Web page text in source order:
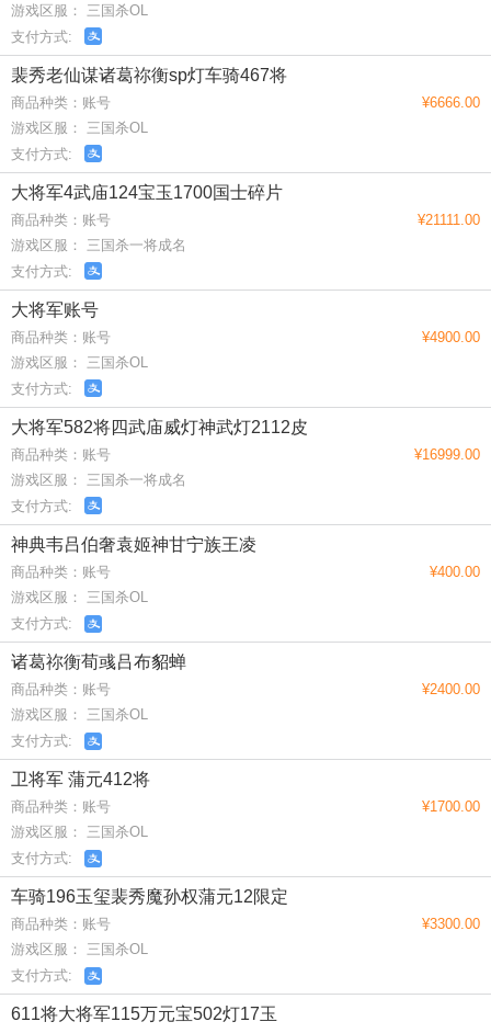
游戏区服： 三国杀OL
支付方式:
裴秀老仙谋诸葛祢衡sp灯车骑467将
商品种类：账号
游戏区服： 三国杀OL
支付方式:
¥6666.00
大将军4武庙124宝玉1700国士碎片
商品种类：账号
游戏区服： 三国杀一将成名
支付方式:
¥21111.00
大将军账号
商品种类：账号
游戏区服： 三国杀OL
支付方式:
¥4900.00
大将军582将四武庙威灯神武灯2112皮
商品种类：账号
游戏区服： 三国杀一将成名
支付方式:
¥16999.00
神典韦吕伯奢袁姬神甘宁族王凌
商品种类：账号
游戏区服： 三国杀OL
支付方式:
¥400.00
诸葛祢衡荀彧吕布貂蝉
商品种类：账号
游戏区服： 三国杀OL
支付方式:
¥2400.00
卫将军 蒲元412将
商品种类：账号
游戏区服： 三国杀OL
支付方式:
¥1700.00
车骑196玉玺裴秀魔孙权蒲元12限定
商品种类：账号
游戏区服： 三国杀OL
支付方式:
¥3300.00
611将大将军115万元宝502灯17玉